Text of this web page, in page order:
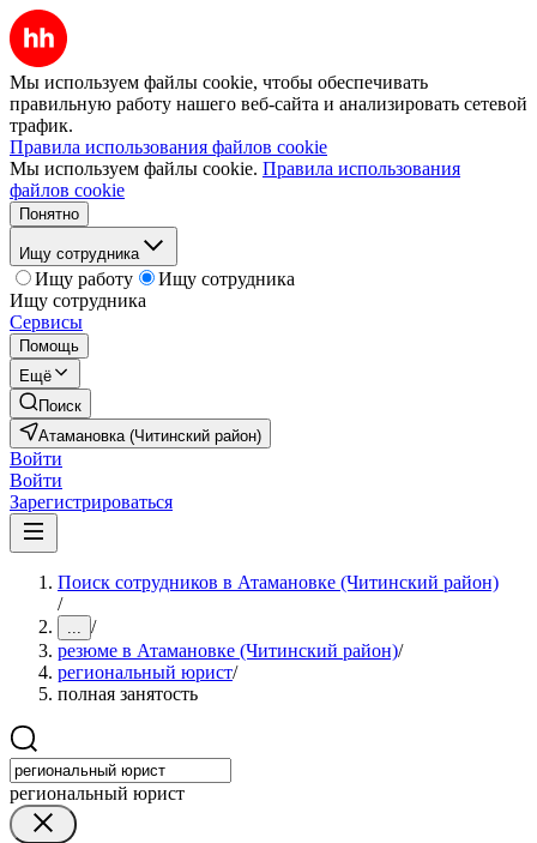
Мы используем файлы cookie, чтобы обеспечивать
правильную работу нашего веб-сайта и анализировать сетевой
трафик.
Правила использования файлов cookie
Мы используем файлы cookie. Правила использования
файлов cookie
Понятно
Ищу сотрудника
Ищу работу
Ищу сотрудника
Ищу сотрудника
Сервисы
Помощь
Ещё
Поиск
Атамановка (Читинский район)
Войти
Войти
Зарегистрироваться
Поиск сотрудников в Атамановке (Читинский район)
/
... /
резюме в Атамановке (Читинский район)/
региональный юрист/
полная занятость
региональный юрист